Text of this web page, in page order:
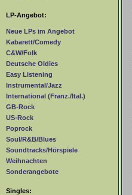
LP-Angebot:
Neue LPs im Angebot
Kabarett/Comedy
C&W/Folk
Deutsche Oldies
Easy Listening
Instrumental/Jazz
International (Franz./Ital.)
GB-Rock
US-Rock
Poprock
Soul/R&B/Blues
Soundtracks/Hörspiele
Weihnachten
Sonderangebote
Singles: